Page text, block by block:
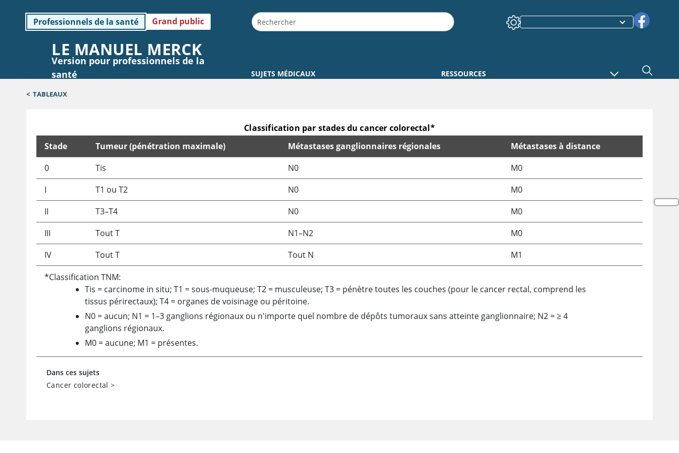
Professionnels de la santé Grand public
LE MANUEL MERCK
Version pour professionnels de la
santé
SUJETS MÉDICAUX RESSOURCES
< TABLEAUX
Classification par stades du cancer colorectal*
Classification par stades du cancer colorectal*
Stade Tumeur (pénétration maximale) Métastases ganglionnaires régionales
Métastases à distance
0
Tis N0
M0
I
T1 ou T2 N0
M0
II
T3–T4 N0
M0
III
Tout T N1–N2
M0
IV
Tout T Tout N
M1
*Classification TNM:
Tis = carcinome in situ; T1 =sous-muqueuse; T2 = musculeuse; T3 = pénètre toutes les couches (pour le cancer rectal, comprend les
tissus périrectaux); T4 = organes de voisinage ou péritoine.
N0 =aucun; N1 = 1–3 ganglions régionaux ou n'importe quel nombre de dépôts tumoraux sans atteinte ganglionnaire; N2 =≥4
ganglions régionaux.
M0 =aucune; M1 = présentes.
Dans ces sujets
Cancer colorectal >